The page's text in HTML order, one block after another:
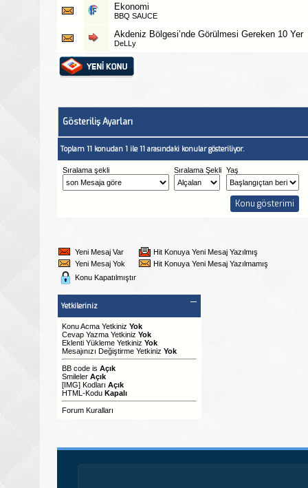
Ekonomi
BBQ SAUCE
Akdeniz Bölgesi’nde Görülmesi Gereken 10 Yer
DeLLy
Gösteriliş Ayarları
Toplam 11 konudan 1 ile 11 arasındaki konular gösteriliyor.
Sıralama şekli Sıralama Şekli Yaş
Yeni Mesaj Var
Hit Konuya Yeni Mesaj Yazılmış
Yeni Mesaj Yok
Hit Konuya Yeni Mesaj Yazılmamış
Konu Kapatılmıştır
Yetkileriniz
Konu Acma Yetkiniz Yok
Cevap Yazma Yetkiniz Yok
Eklenti Yükleme Yetkiniz Yok
Mesajınızı Değiştirme Yetkiniz Yok
BB code is Açık
Smileler Açık
[IMG] Kodları Açık
HTML-Kodu Kapalı
Forum Kuralları